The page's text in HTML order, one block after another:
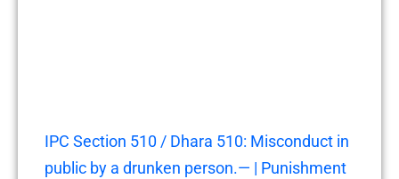
IPC Section 510 / Dhara 510: Misconduct in
public by a drunken person.— | Punishment